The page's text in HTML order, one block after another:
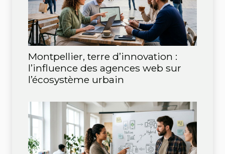
Montpellier, terre d’innovation :
l’influence des agences web sur
l’écosystème urbain